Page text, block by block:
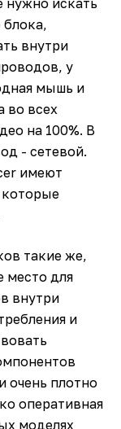
нужно искать
блока,
внутри
у
мышь и
во всех
на 100%. В
- сетевой.
имеют
которые
такие же,
место для
внутри
и
очень плотно
оперативная
моделях